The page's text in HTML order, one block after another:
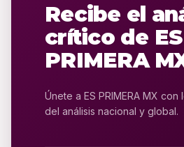
Recibe el
crítico de ES
PRIMERA
Únete a ES PRIMERA MX
del análisis nacional y global.